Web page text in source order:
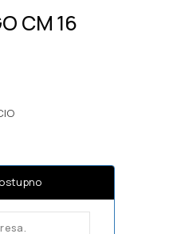
CM 16